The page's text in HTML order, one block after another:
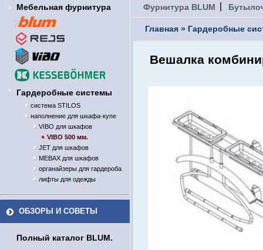
Мебельная фурнитура
Гардеробные системы
система STILOS
наполнение для шкафа-купе
VIBO для шкафов
VIBO 500 мм.
JET для шкафов
MEBAX для шкафов
органайзеры для гардероба
лифты для одежды
ОБЗОРЫ И СОВЕТЫ
Полный каталог BLUM.
Фурнитура BLUM
Главная » Гардеробные
Вешалка